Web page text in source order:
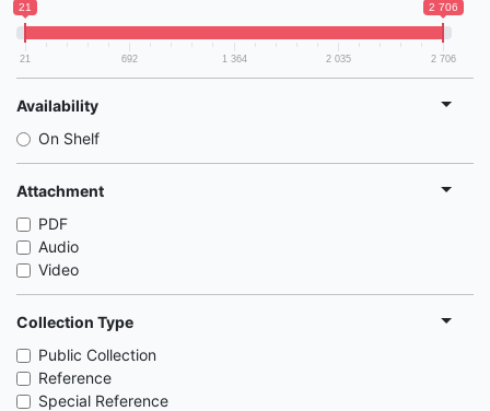
21 2 706
21 692 1 364 2 035 2 706
Availability
On Shelf
Attachment
PDF
Audio
Video
Collection Type
Public Collection
Reference
Special Reference